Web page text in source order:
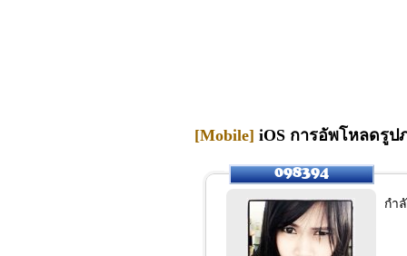
[Mobile] iOS การอัพโหลดรูป
กำ